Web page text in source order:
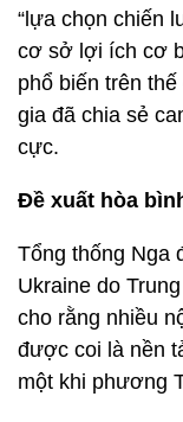
“lựa chọn chiến
cơ sở lợi ích cơ
phổ biến trên
gia đã chia sẻ
cực.
Đề xuất hòa
Tổng thống Nga
Ukraine do
cho rằng nhiều
được coi là nền
một khi phương